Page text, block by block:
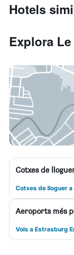
Hotels
Explora
Cotxes de
Cotxes de lloguer a
Aeroports més
Vols a Estrasburg